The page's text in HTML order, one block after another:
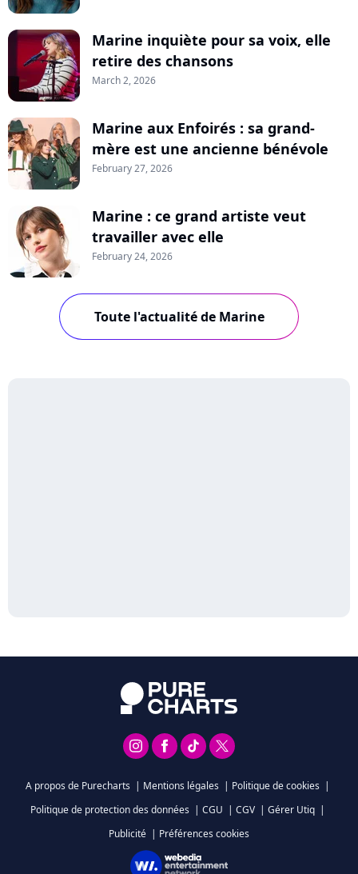
Marine inquiète pour sa voix, elle
retire des chansons
March 2, 2026
Marine aux Enfoirés : sa grand-
mère est une ancienne bénévole
February 27, 2026
Marine : ce grand artiste veut
travailler avec elle
February 24, 2026
Toute l'actualité de Marine
A propos de Purecharts | Mentions légales | Politique de cookies |
Politique de protection des données | CGU | CGV | Gérer Utiq |
Publicité | Préférences cookies